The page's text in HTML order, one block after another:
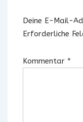
Deine E-Mail-
Erforderliche
Kommentar *